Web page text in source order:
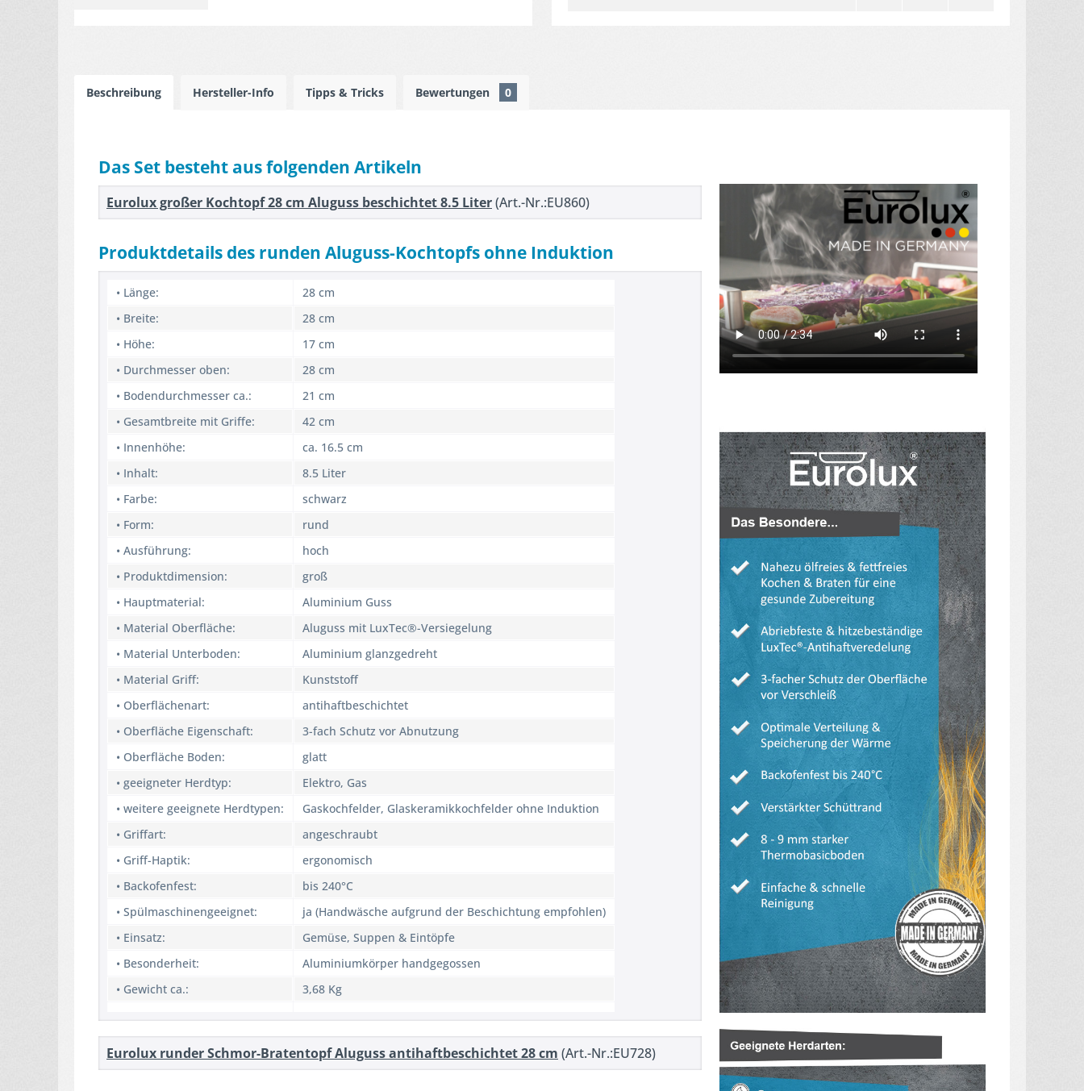
Beschreibung Hersteller-Info Tipps & Tricks Bewertungen 0
Das Set besteht aus folgenden Artikeln
Eurolux großer Kochtopf 28 cm Aluguss beschichtet 8.5 Liter(Art.-Nr.:EU860)
Produktdetails des runden Aluguss-Kochtopfs ohne Induktion
• Länge:
28 cm
• Breite:
28 cm
• Höhe:
17 cm
• Durchmesser oben:
28 cm
• Bodendurchmesser ca.:
21 cm
• Gesamtbreite mit Griffe:
42 cm
• Innenhöhe:
ca. 16.5 cm
• Inhalt:
8.5 Liter
• Farbe:
schwarz
• Form:
rund
• Ausführung:
hoch
• Produktdimension:
groß
• Hauptmaterial:
Aluminium Guss
• Material Oberfläche:
Aluguss mit LuxTec®-Versiegelung
• Material Unterboden:
Aluminium glanzgedreht
• Material Griff:
Kunststoff
• Oberflächenart:
antihaftbeschichtet
• Oberfläche Eigenschaft:
3-fach Schutz vor Abnutzung
• Oberfläche Boden:
glatt
• geeigneter Herdtyp:
Elektro, Gas
• weitere geeignete Herdtypen:
Gaskochfelder, Glaskeramikkochfelder ohne Induktion
• Griffart:
angeschraubt
• Griff-Haptik:
ergonomisch
• Backofenfest:
bis 240°C
• Spülmaschinengeeignet:
ja (Handwäsche aufgrund der Beschichtung empfohlen)
• Einsatz:
Gemüse, Suppen & Eintöpfe
• Besonderheit:
Aluminiumkörper handgegossen
• Gewicht ca.:
3,68 Kg
Eurolux runder Schmor-Bratentopf Aluguss antihaftbeschichtet 28 cm (Art.-Nr.:EU728)